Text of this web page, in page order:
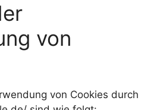
von
von Cookies durch